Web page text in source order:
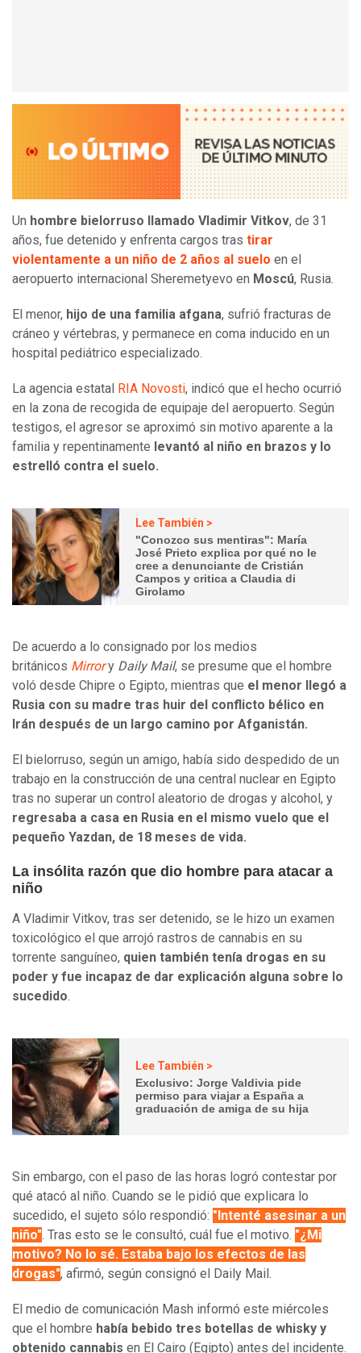
Un hombre bielorruso llamado Vladimir Vitkov, de 31
años, fue detenido y enfrenta cargos tras tirar
violentamente a un niño de 2 años al suelo en el
aeropuerto internacional Sheremetyevo en Moscú, Rusia.
El menor, hijo de una familia afgana, sufrió fracturas de
cráneo y vértebras, y permanece en coma inducido en un
hospital pediátrico especializado.
La agencia estatal RIA Novosti, indicó que el hecho ocurrió
en la zona de recogida de equipaje del aeropuerto. Según
testigos, el agresor se aproximó sin motivo aparente a la
familia y repentinamente levantó al niño en brazos y lo
estrelló contra el suelo.
Lee También >
"Conozco sus mentiras": María
José Prieto explica por qué no le
cree a denunciante de Cristián
Campos y critica a Claudia di
Girolamo
De acuerdo a lo consignado por los medios
británicos Mirror y Daily Mail, se presume que el hombre
voló desde Chipre o Egipto, mientras que el menor llegó a
Rusia con su madre tras huir del conflicto bélico en
Irán después de un largo camino por Afganistán.
El bielorruso, según un amigo, había sido despedido de un
trabajo en la construcción de una central nuclear en Egipto
tras no superar un control aleatorio de drogas y alcohol, y
regresaba a casa en Rusia en el mismo vuelo que el
pequeño Yazdan, de 18 meses de vida.
La insólita razón que dio hombre para atacar a
niño
A Vladimir Vitkov, tras ser detenido, se le hizo un examen
toxicológico el que arrojó rastros de cannabis en su
torrente sanguíneo, quien también tenía drogas en su
poder y fue incapaz de dar explicación alguna sobre lo
sucedido.
Lee También >
Exclusivo: Jorge Valdivia pide
permiso para viajar a España a
graduación de amiga de su hija
Sin embargo, con el paso de las horas logró contestar por
qué atacó al niño. Cuando se le pidió que explicara lo
sucedido, el sujeto sólo respondió: "Intenté asesinar a un
niño". Tras esto se le consultó, cuál fue el motivo. "¿Mi
motivo? No lo sé. Estaba bajo los efectos de las
drogas", afirmó, según consignó el Daily Mail.
El medio de comunicación Mash informó este miércoles
que el hombre había bebido tres botellas de whisky y
obtenido cannabis en El Cairo (Egipto) antes del incidente.